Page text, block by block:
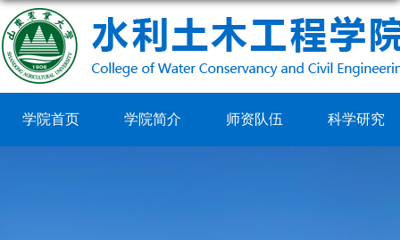
学院首页 学院简介 师资队伍 科学研究